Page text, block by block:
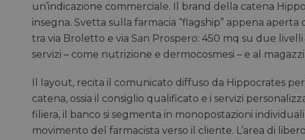
un’indicazione commerciale. Il brand della catena
insegna. Svetta sulla farmacia “flagship” appena
tra via Broletto e via San Prospero: 450 mq su due
servizi – come nutrizione e dermocosmesi – e al
Il layout, recita il comunicato diffuso da Hippocrates
catena, ossia il consiglio qualificato e i servizi
filiera, il banco si segmenta in monopostazioni
movimento del farmacista verso il cliente. L’area di